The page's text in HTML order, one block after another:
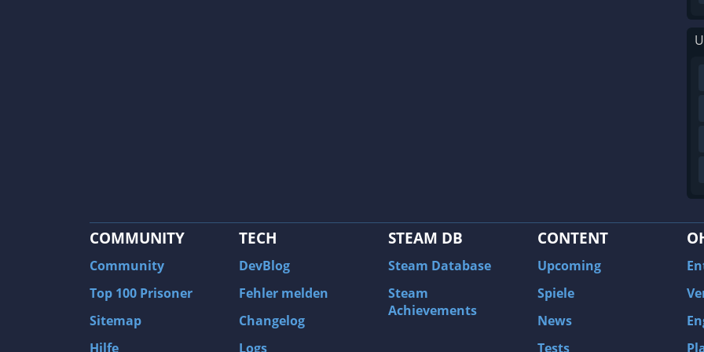
COMMUNITY
Community
Top 100 Prisoner
Sitemap
Hilfe
TECH
DevBlog
Fehler melden
Changelog
Logs
STEAM DB
Steam Database
Steam
Achievements
CONTENT
Upcoming
Spiele
News
Tests